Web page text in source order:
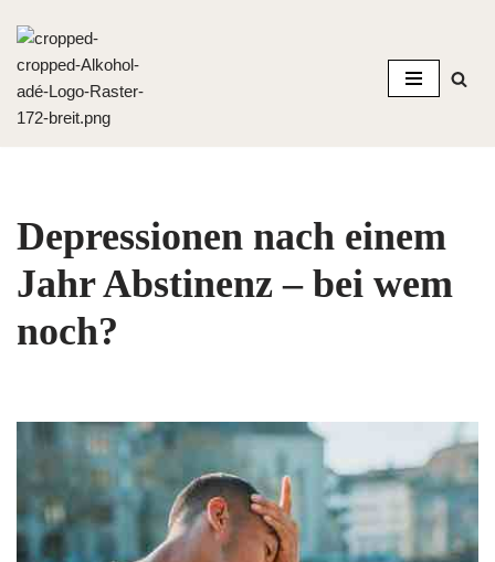
Zum
Inhalt
springen
Depressionen nach einem
Jahr Abstinenz – bei wem
noch?